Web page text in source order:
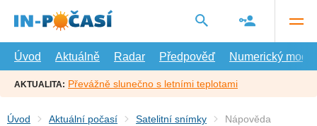
hlavní
Úvod
Aktuálně Radar Předpověď Numerický model
AKTUALITA: Převážně slunečno s letními teplotami
Úvod Aktuální počasí Satelitní snímky Nápověda